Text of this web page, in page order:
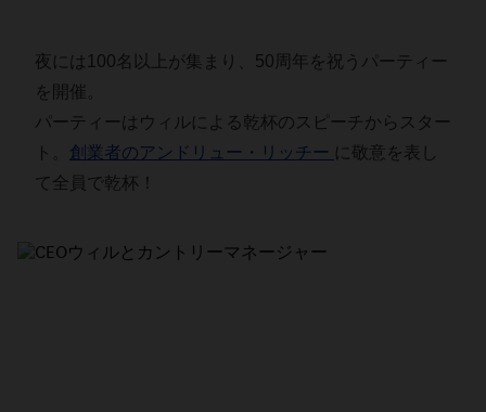
夜には100名以上が集まり、50周年を祝うパーティー
を開催。
パーティーはウィルによる乾杯のスピーチからスター
ト。 創業者のアンドリュー・リッチー に敬意を表し
て全員で乾杯！